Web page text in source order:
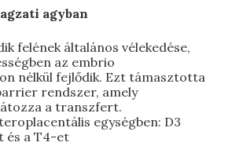
agyban
felének általános vélekedése,
az embrio
nélkül fejlődik. Ezt támasztotta
rendszer, amely
a transzfert.
egységben: D3
és a T4-et